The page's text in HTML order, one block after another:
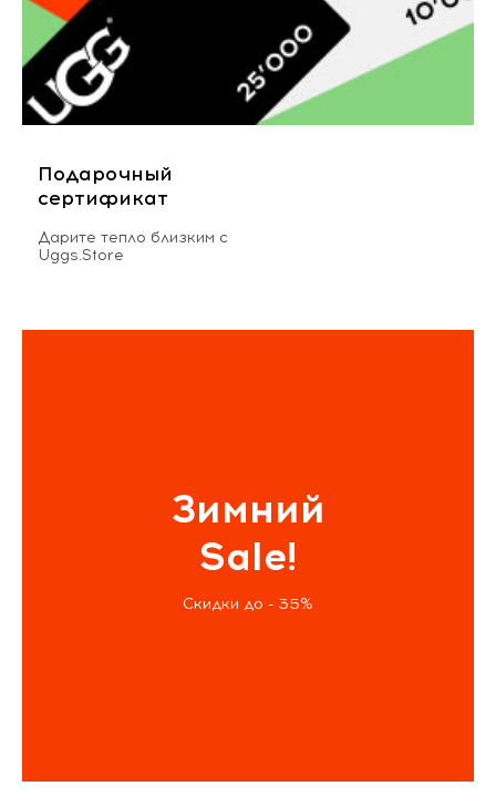
Подарочный
сертификат
Дарите тепло близким с
Uggs.Store
Зимний
Sale!
Скидки до - 35%